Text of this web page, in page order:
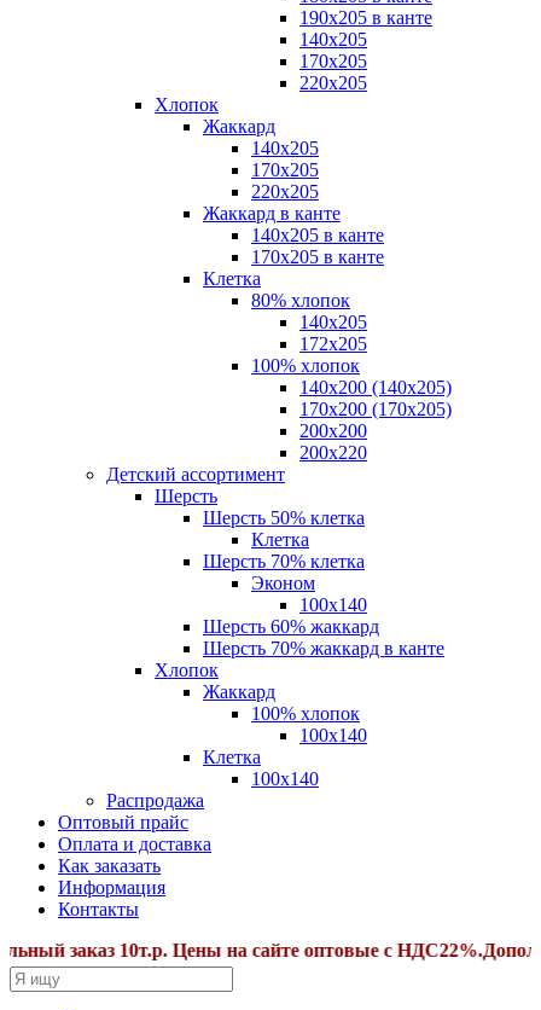
190х205 в канте
140х205
170х205
220х205
Хлопок
Жаккард
140x205
170х205
220х205
Жаккард в канте
140х205 в канте
170х205 в канте
Клетка
80% хлопок
140x205
172х205
100% хлопок
140x200 (140х205)
170x200 (170х205)
200х200
200х220
Детский ассортимент
Шерсть
Шерсть 50% клетка
Клетка
Шерсть 70% клетка
Эконом
100x140
Шерсть 60% жаккард
Шерсть 70% жаккард в канте
Хлопок
Жаккард
100% хлопок
100x140
Клетка
100х140
Распродажа
Оптовый прайс
Оплата и доставка
Как заказать
Информация
Контакты
заказ 10т.р. Цены на сайте оптовые с